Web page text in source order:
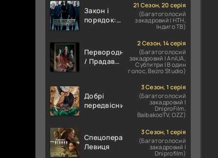
Закон і
порядок:
21 Сезон, 20 серія
(Багатоголосий
закадровий | НТН,
Індиго ТВ)
Первородні
/ Прадавні
2 Сезон, 14 серія
(Багатоголосий
закадровий | AniUA,
Субтитри | В один
голос, Bezro Studio)
Добрі
передвісники
3 Сезон, 1 серія
(Багатоголосий
закадровий |
DniproFilm,
BaibakooTV, OZZ)
Спецоперації:
Левиця
3 Сезон, 1 серія
(Багатоголосий
закадровий |
Dniprofilm)